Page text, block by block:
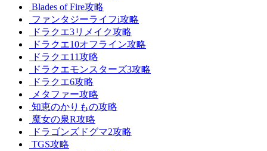
Blades of Fire攻略
ファンタジーライフi攻略
ドラクエ3リメイク攻略
ドラクエ10オフライン攻略
ドラクエ11攻略
ドラクエモンスターズ3攻略
ドラクエ6攻略
メタファー攻略
知恵のかりもの攻略
魔女の泉R攻略
ドラゴンズドグマ2攻略
TGS攻略